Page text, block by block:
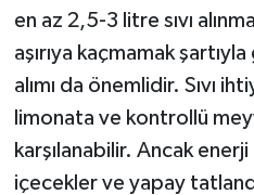
en az 2,5-3 litre sıvı
aşırıya kaçmamak
alımı da önemlidir. Sıvı
limonata ve kontrollü
karşılanabilir. Ancak
içecekler ve yapay